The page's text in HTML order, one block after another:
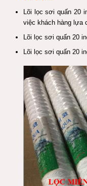
Lõi lọc sơi quấn 20
việc kháchhànglựa
Lõi lọc sơi quấn 20
Lõi lọc sơi quấn 20